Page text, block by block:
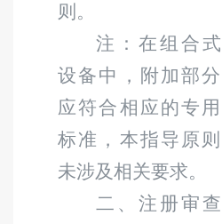
则。
注：在组合式
设备中，附加部分
应符合相应的专用
标准，本指导原则
未涉及相关要求。
二、注册审查